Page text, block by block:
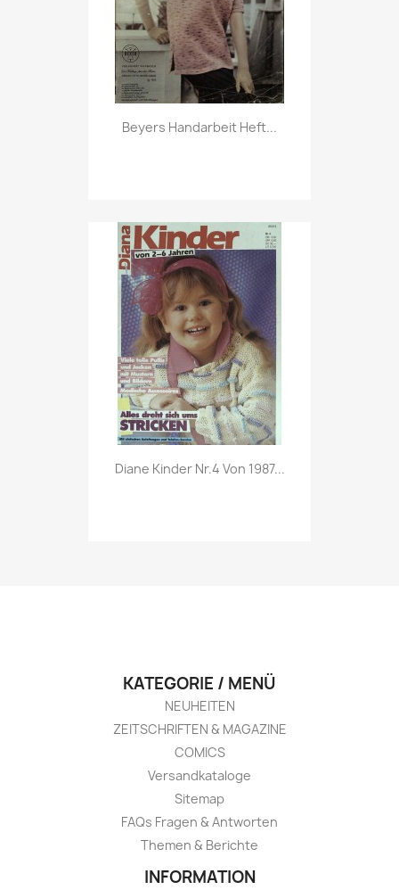
Vorschau
Beyers Handarbeit Heft...
Vorschau
Diane Kinder Nr.4 Von 1987...
KATEGORIE / MENÜ
NEUHEITEN
ZEITSCHRIFTEN & MAGAZINE
COMICS
Versandkataloge
Sitemap
FAQs Fragen & Antworten
Themen & Berichte
INFORMATION